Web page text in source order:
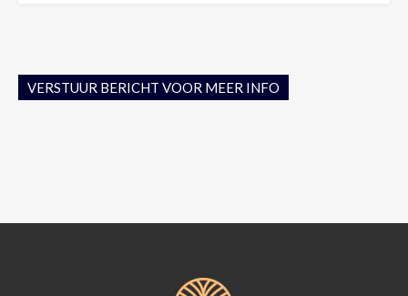
VERSTUUR BERICHT VOOR MEER INFO